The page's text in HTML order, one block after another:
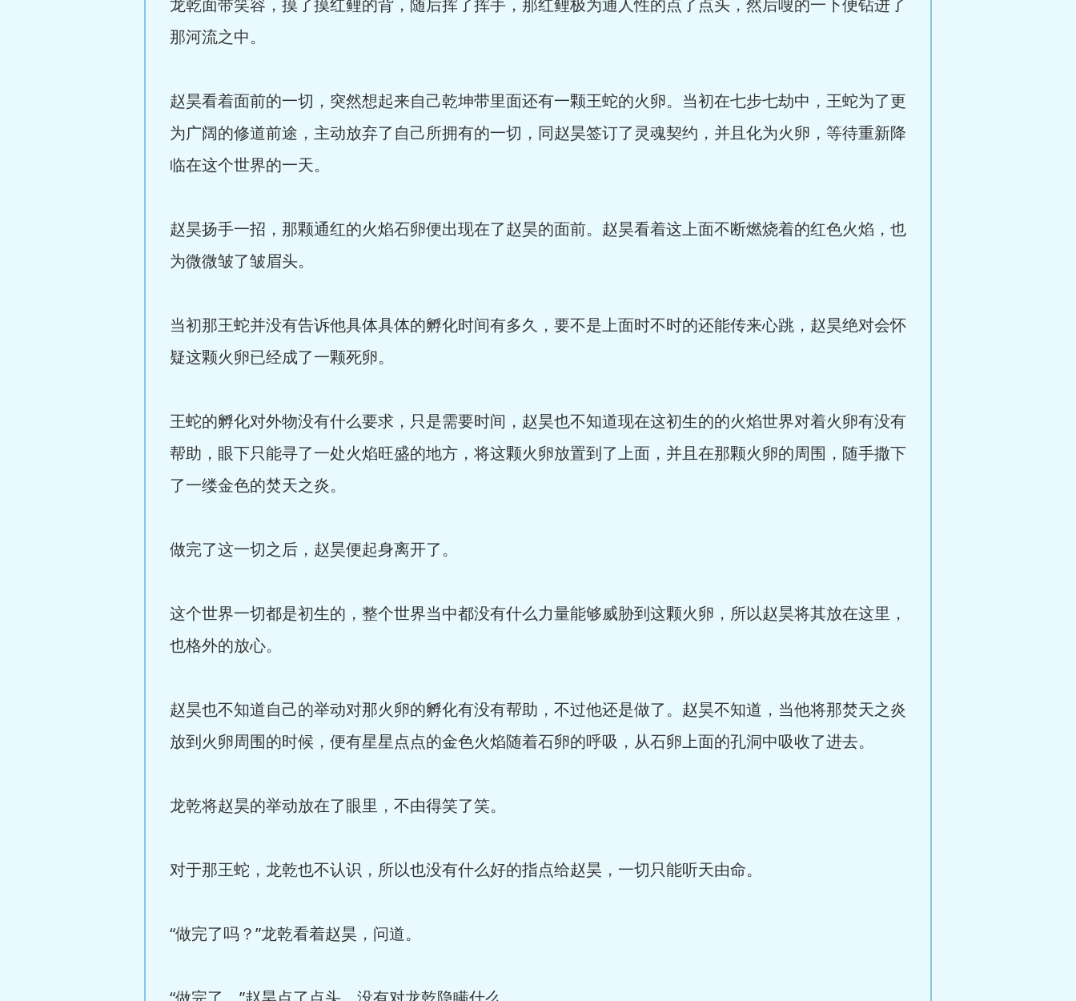
龙乾面带笑容，摸了摸红鲤的背，随后挥了挥手，那红鲤极为通人性的点了点头，然后嗖的一下便钻进了
那河流之中。
赵昊看着面前的一切，突然想起来自己乾坤带里面还有一颗王蛇的火卵。当初在七步七劫中，王蛇为了更
为广阔的修道前途，主动放弃了自己所拥有的一切，同赵昊签订了灵魂契约，并且化为火卵，等待重新降
临在这个世界的一天。
赵昊扬手一招，那颗通红的火焰石卵便出现在了赵昊的面前。赵昊看着这上面不断燃烧着的红色火焰，也
为微微皱了皱眉头。
当初那王蛇并没有告诉他具体具体的孵化时间有多久，要不是上面时不时的还能传来心跳，赵昊绝对会怀
疑这颗火卵已经成了一颗死卵。
王蛇的孵化对外物没有什么要求，只是需要时间，赵昊也不知道现在这初生的的火焰世界对着火卵有没有
帮助，眼下只能寻了一处火焰旺盛的地方，将这颗火卵放置到了上面，并且在那颗火卵的周围，随手撒下
了一缕金色的焚天之炎。
做完了这一切之后，赵昊便起身离开了。
这个世界一切都是初生的，整个世界当中都没有什么力量能够威胁到这颗火卵，所以赵昊将其放在这里，
也格外的放心。
赵昊也不知道自己的举动对那火卵的孵化有没有帮助，不过他还是做了。赵昊不知道，当他将那焚天之炎
放到火卵周围的时候，便有星星点点的金色火焰随着石卵的呼吸，从石卵上面的孔洞中吸收了进去。
龙乾将赵昊的举动放在了眼里，不由得笑了笑。
对于那王蛇，龙乾也不认识，所以也没有什么好的指点给赵昊，一切只能听天由命。
“做完了吗？”龙乾看着赵昊，问道。